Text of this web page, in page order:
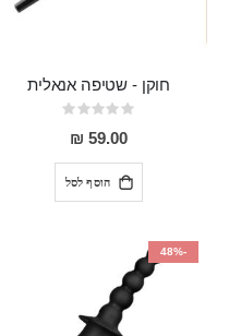
חוקן - שטיפה אנאלית
Rating:
0%
59.00 ₪
הוסף לסל
-48%